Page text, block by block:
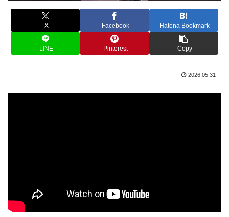
X Facebook Hatena Bookmark
LINE Pinterest Copy
2026.05.31